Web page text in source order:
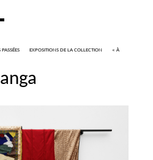
EXPOSITIONS DE LA COLLECTION « À